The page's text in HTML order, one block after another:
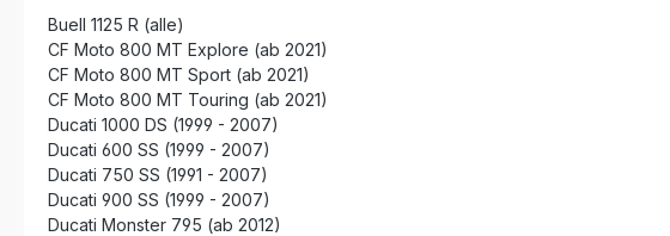
Buell 1125 R (alle)
CF Moto 800 MT Explore (ab 2021)
CF Moto 800 MT Sport (ab 2021)
CF Moto 800 MT Touring (ab 2021)
Ducati 1000 DS (1999 - 2007)
Ducati 600 SS (1999 - 2007)
Ducati 750 SS (1991 - 2007)
Ducati 900 SS (1999 - 2007)
Ducati Monster 795 (ab 2012)